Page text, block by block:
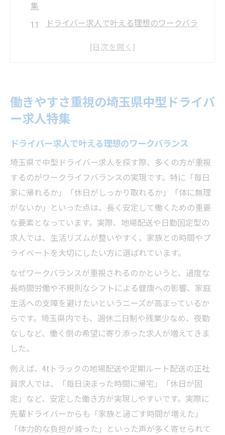
集
ドライバー求人で叶える理想のワークバラ
中型ドライバー求人選びで重視したい条件
働きやすい中型トラック求人の特徴を解説
生活リズム安定を叶えるドライバー求人埼玉編
日勤固定のドライバー求人が人気な理由
毎日帰宅可能な求人で生活リズム安定化
ドライバー求人で残業少なめを実現する方
法
休日重視のドライバー求人選びのコツ
中型ドライバー求人で家族時間を確保する
ブランク歓迎で再スタートできる仕事の探し方
ブランクOKなドライバー求人の特徴と選び
方
未経験歓迎の中型ドライバー求人が増加中
研修充実で安心して始められる求人を紹介
中高年も活躍できるドライバー求人の魅力
再就職に強い求人を見極めるポイント
集
シニアも歓迎する中型ドライバー求人の魅
力
年齢不問で応募できるドライバー求人を解
働きやすさ重視の埼玉県中型ドライバ
ー求人特集
ドライバー求人で叶える理想のワークバランス
埼玉県で中型ドライバー求人を探す際、多くの方が重視
するのがワークライフバランスの実現です。特に「毎日
家に帰れるか」「休日がしっかり取れるか」「体に無理
がないか」といった点は、長く安定して働くための重要
な要素となっています。実際、地場配送や日勤固定型の
求人では、生活リズムが整いやすく、家族との時間やプ
ライベートを大切にしたい方に選ばれています。
なぜワークバランスが重視されるのかというと、過度な
長時間労働や不規則なシフトによる健康への影響、家庭
生活への支障を避けたいというニーズが高まっているか
らです。埼玉県内でも、週休二日制や残業少なめ、夜勤
なしなど、働く側の希望に寄り添った求人が増えてきま
した。
例えば、4tトラックの地場配送や定期ルート配送の正社
員求人では、「毎日決まった時間に帰宅」「休日が固
定」など、安定した働き方が実現しやすいです。実際に
先輩ドライバーからも「家族と過ごす時間が増えた」
「体力的な負担が減った」といった声が多く寄せられて